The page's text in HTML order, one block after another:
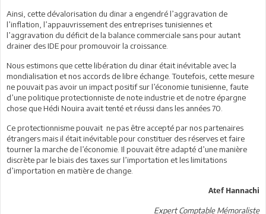
Ainsi, cette dévalorisation du dinar a engendré l’aggravation de
l’inflation, l’appauvrissement des entreprises tunisiennes et
l’aggravation du déficit de la balance commerciale sans pour autant
drainer des IDE pour promouvoir la croissance.
Nous estimons que cette libération du dinar était inévitable avec la
mondialisation et nos accords de libre échange. Toutefois, cette mesure
ne pouvait pas avoir un impact positif sur l’économie tunisienne, faute
d’une politique protectionniste de note industrie et de notre épargne
chose que Hédi Nouira avait tenté et réussi dans les années 70.
Ce protectionnisme pouvait ne pas être accepté par nos partenaires
étrangers mais il était inévitable pour constituer des réserves et faire
tourner la marche de l’économie. Il pouvait être adapté d’une manière
discrète par le biais des taxes sur l’importation et les limitations
d’importation en matière de change.
Atef Hannachi
Expert Comptable Mémoraliste